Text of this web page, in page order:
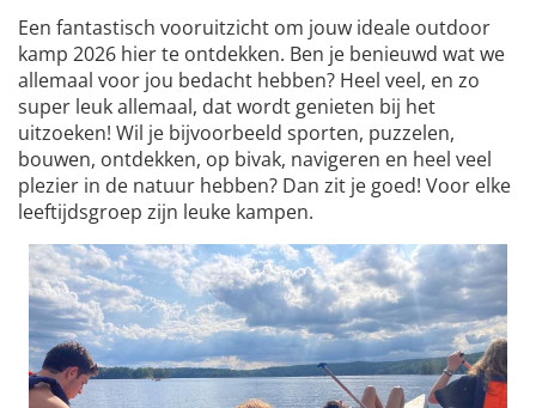
Een fantastisch vooruitzicht om jouw ideale outdoor
kamp 2026 hier te ontdekken. Ben je benieuwd wat we
allemaal voor jou bedacht hebben? Heel veel, en zo
super leuk allemaal, dat wordt genieten bij het
uitzoeken! Wil je bijvoorbeeld sporten, puzzelen,
bouwen, ontdekken, op bivak, navigeren en heel veel
plezier in de natuur hebben? Dan zit je goed! Voor elke
leeftijdsgroep zijn leuke kampen.